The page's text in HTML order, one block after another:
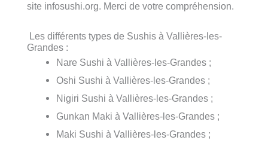
site infosushi.org. Merci de votre compréhension.
Les différents types de Sushis à Vallières-les-
Grandes :
Nare Sushi à Vallières-les-Grandes ;
Oshi Sushi à Vallières-les-Grandes ;
Nigiri Sushi à Vallières-les-Grandes ;
Gunkan Maki à Vallières-les-Grandes ;
Maki Sushi à Vallières-les-Grandes ;